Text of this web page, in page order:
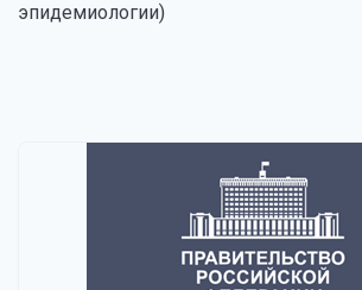
эпидемиологии)